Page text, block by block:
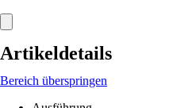
Artikeldetails
Bereich überspringen